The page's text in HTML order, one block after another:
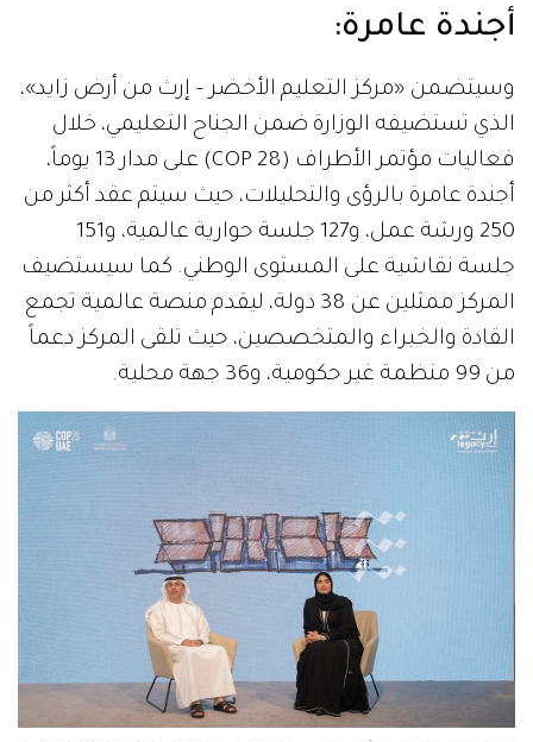
أجندة عامرة:
وسيتضمن «مركز التعليم الأخضر – إرث من أرض زايد»،
الذي تستضيفه الوزارة ضمن الجناح التعليمي، خلال
فعاليات مؤتمر الأطراف (COP 28) على مدار 13 يوماً،
أجندة عامرة بالرؤى والتحليلات، حيث سيتم عقد أكثر من
250 ورشة عمل، و127 جلسة حوارية عالمية، و151
جلسة نقاشية على المستوى الوطني. كما سيستضيف
المركز ممثلين عن 38 دولة، ليقدم منصة عالمية تجمع
القادة والخبراء والمتخصصين، حيث تلقى المركز دعماً
من 99 منظمة غير حكومية، و36 جهة محلية.